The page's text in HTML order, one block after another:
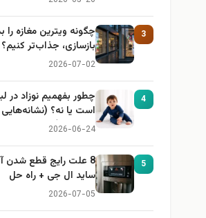
3
چگونه ویترین مغازه را
بازسازی، جذاب‌تر کنیم؟
2026-07-02
4
چطور بفهمیم نوزاد
است یا نه؟
باید بداند)
2026-06-24
5
8 علت رایج قطع شدن
ساید ال جی + راه حل
2026-07-05